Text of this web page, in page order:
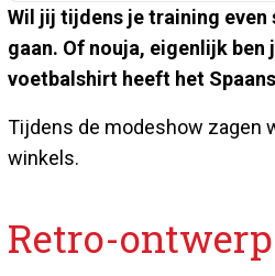
Wil jij tijdens je training even
gaan. Of nouja, eigenlijk
voetbalshirt heeft het
Tijdens de modeshow zagen
winkels.
Retro-ontwerp